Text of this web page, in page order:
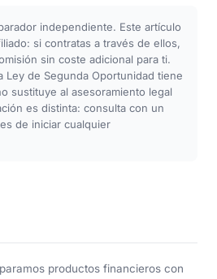
independiente. Este artículo
si contratas a través de ellos,
sin coste adicional para ti.
Ley de Segunda Oportunidad tiene
sustituye al asesoramiento legal
es distinta: consulta con un
de iniciar cualquier
productos financieros con